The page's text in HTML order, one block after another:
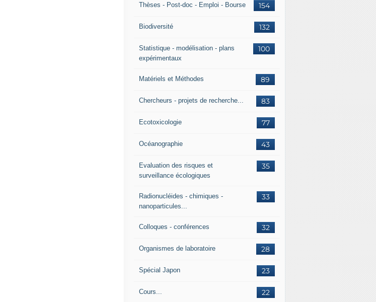
154
Thèses - Post-doc - Emploi - Bourse
132
Biodiversité
100
Statistique - modélisation - plans
expérimentaux
89
Matériels et Méthodes
83
Chercheurs - projets de recherche...
77
Ecotoxicologie
43
Océanographie
35
Evaluation des risques et
surveillance écologiques
33
Radionucléides - chimiques -
nanoparticules...
32
Colloques - conférences
28
Organismes de laboratoire
23
Spécial Japon
22
Cours...